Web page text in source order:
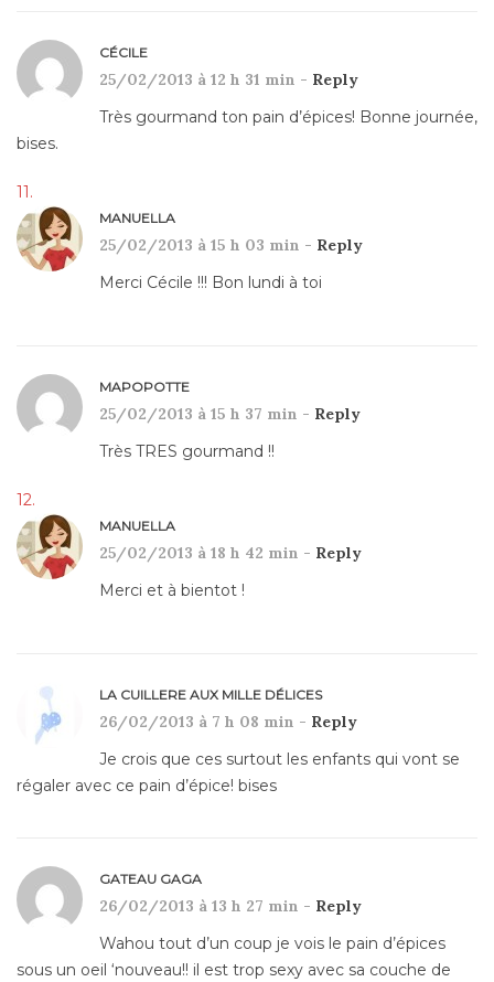
CÉCILE
25/02/2013 à 12 h 31 min - Reply
Très gourmand ton pain d’épices! Bonne journée,
bises.
MANUELLA
25/02/2013 à 15 h 03 min - Reply
Merci Cécile !!! Bon lundi à toi
MAPOPOTTE
25/02/2013 à 15 h 37 min - Reply
Très TRES gourmand !!
MANUELLA
25/02/2013 à 18 h 42 min - Reply
Merci et à bientot !
LA CUILLERE AUX MILLE DÉLICES
26/02/2013 à 7 h 08 min - Reply
Je crois que ces surtout les enfants qui vont se
régaler avec ce pain d’épice! bises
GATEAU GAGA
26/02/2013 à 13 h 27 min - Reply
Wahou tout d’un coup je vois le pain d’épices
sous un oeil ‘nouveau!! il est trop sexy avec sa couche de